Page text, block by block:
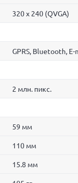
320 x 240 (QVGA)
GPRS, Bluetooth, E-
2 млн. пикс.
59 мм
110 мм
15.8 мм